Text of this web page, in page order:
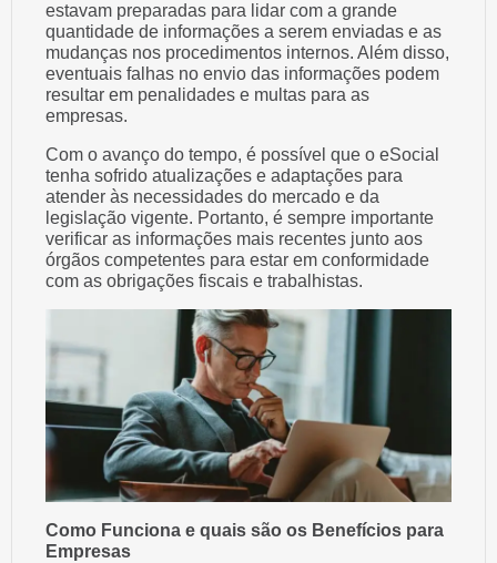
estavam preparadas para lidar com a grande
quantidade de informações a serem enviadas e as
mudanças nos procedimentos internos. Além disso,
eventuais falhas no envio das informações podem
resultar em penalidades e multas para as
empresas.
Com o avanço do tempo, é possível que o eSocial
tenha sofrido atualizações e adaptações para
atender às necessidades do mercado e da
legislação vigente. Portanto, é sempre importante
verificar as informações mais recentes junto aos
órgãos competentes para estar em conformidade
com as obrigações fiscais e trabalhistas.
Como Funciona e quais são os Benefícios para
Empresas